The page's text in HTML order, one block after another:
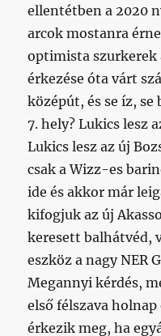
ellentétben a 2020
arcok mostanra
optimista szurkerek
érkezése óta várt
középút, és se íz,
7. hely? Lukics lesz
Lukics lesz az új
csak a Wizz-es
ide és akkor már
kifogjuk az új
keresett balhátvéd,
eszköz a nagy NER
Megannyi kérdés,
első félszava
érkezik meg, ha